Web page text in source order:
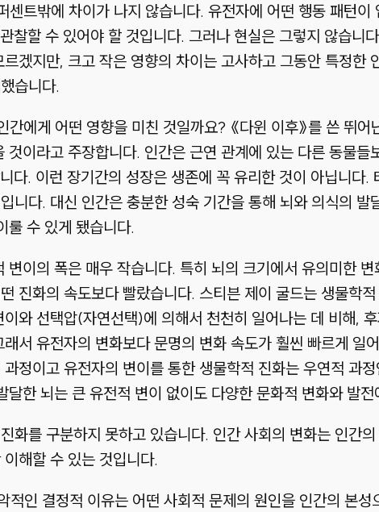
센트밖에 차이가 나지 않습니다. 유전자에 어떤 행동 패턴
찰할 수 있어야 할 것입니다. 그러나 현실은 그렇지 않습니
겠지만, 크고 작은 영향의 차이는 고사하고 그동안 특정한
습니다.
에게 어떤 영향을 미친 것일까요? 《다윈 이후》를 쓴 뛰
것이라고 주장합니다. 인간은 근연 관계에 있는 다른 동물
다. 이런 장기간의 성장은 생존에 꼭 유리한 것이 아닙니다.
니다. 대신 인간은 충분한 성숙 기간을 통해 뇌와 의식의
룰 수 있게 됐습니다.
이의 폭은 매우 작습니다. 특히 뇌의 크기에서 유의미한
진화의 속도보다 빨랐습니다. 스티븐 제이 굴드는 생물학
와 선택압(자연선택)에 의해서 천천히 일어나는 데 비해,
서 유전자의 변화보다 문명의 변화 속도가 훨씬 빠르게 일
정이고 유전자의 변이를 통한 생물학적 진화는 우연적 과
한 뇌는 큰 유전적 변이 없이도 다양한 문화적 변화와 발
화를 구분하지 못하고 있습니다. 인간 사회의 변화는 인간
해할 수 있는 것입니다.
적인 결정적 이유는 어떤 사회적 문제의 원인을 인간의 본